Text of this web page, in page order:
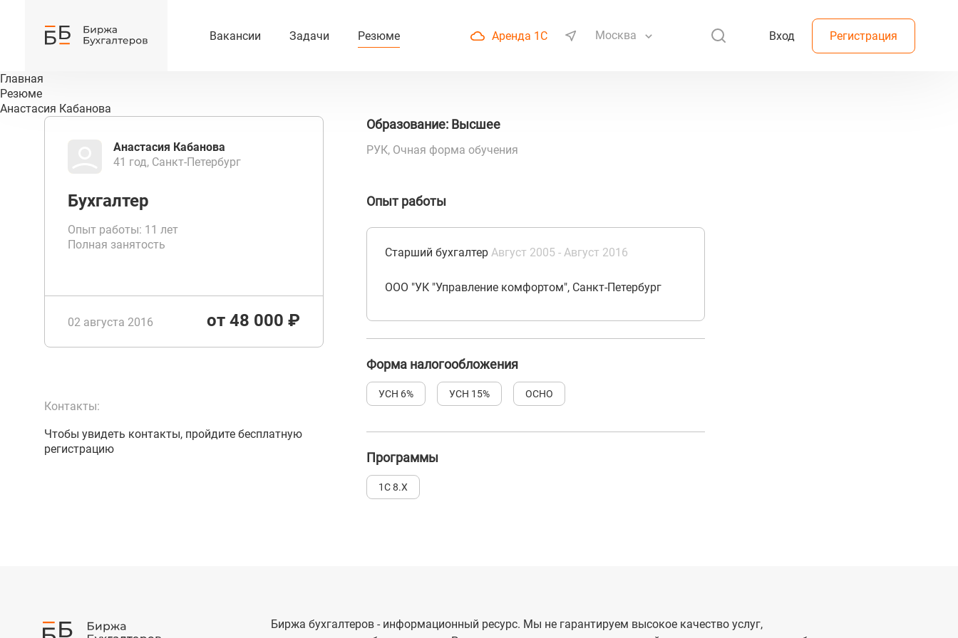
Вакансии Задачи Резюме Аренда 1С Москва Вход Регистрация
Главная
Резюме
Анастасия Кабанова
Анастасия Кабанова
41 год, Санкт-Петербург
Бухгалтер
Опыт работы: 11 лет
Полная занятость
02 августа 2016 от 48 000 ₽
Контакты:
Чтобы увидеть контакты, пройдите бесплатную
регистрацию
Образование: Высшее
РУК, Очная форма обучения
Опыт работы
Старший бухгалтер Август 2005 - Август 2016
ООО "УК "Управление комфортом", Санкт-Петербург
Форма налогообложения
УСН 6% УСН 15% ОСНО
Программы
1С 8.Х
Биржа бухгалтеров - информационный ресурс. Мы не гарантируем высокое качество услуг,